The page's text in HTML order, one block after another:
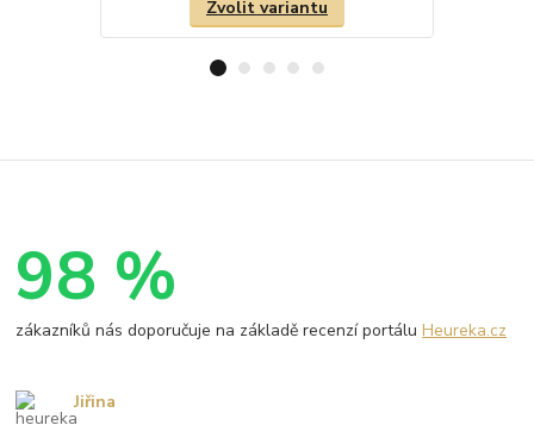
Zvolit variantu
98 %
zákazníků nás doporučuje na základě recenzí portáluHeureka.cz
Jiřina